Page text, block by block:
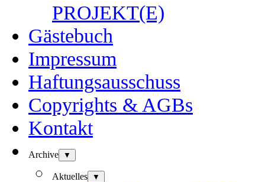
PROJEKT(E)
Gästebuch
Impressum
Haftungsausschuss
Copyrights & AGBs
Kontakt
Archive ▼
Aktuelles ▼